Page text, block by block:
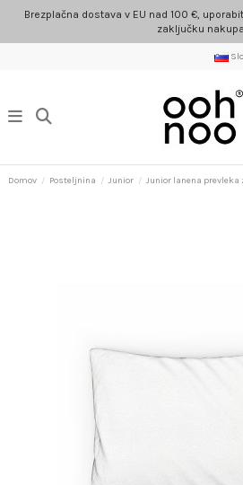
Brezplačna dostava v EU nad 100 €,
zaključku nakupa
Domov Posteljnina Junior Junior lanena